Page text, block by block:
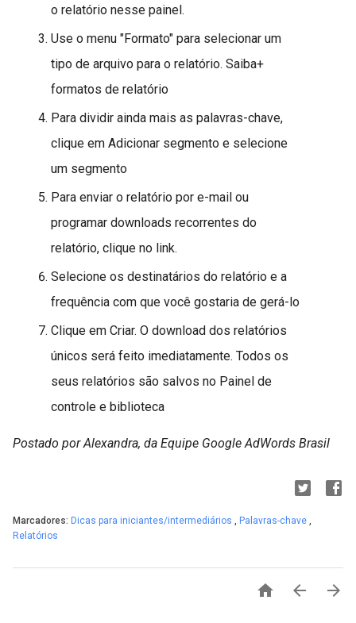
o relatório nesse painel.
Use o menu "Formato" para selecionar um
tipo de arquivo para o relatório. Saiba+
formatos de relatório
Para dividir ainda mais as palavras-chave,
clique em Adicionar segmento e selecione
um segmento
Para enviar o relatório por e-mail ou
programar downloads recorrentes do
relatório, clique no link.
Selecione os destinatários do relatório e a
frequência com que você gostaria de gerá-lo
Clique em Criar. O download dos relatórios
únicos será feito imediatamente. Todos os
seus relatórios são salvos no Painel de
controle e biblioteca
Postado por Alexandra, da Equipe Google AdWords Brasil
Marcadores: Dicas para iniciantes/intermediários , Palavras-chave ,
Relatórios
  